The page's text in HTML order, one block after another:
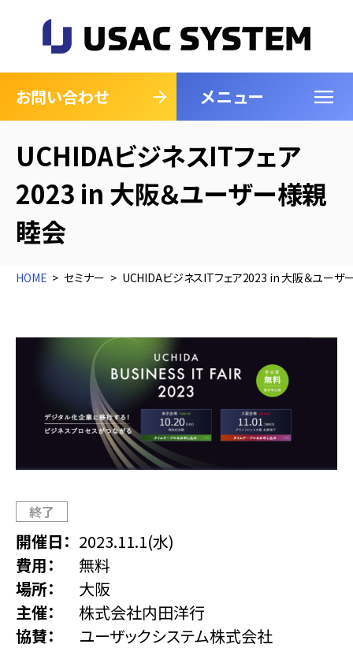
お問い合わせ メニュー
閉じる
UCHIDAビジネスITフェア
2023 in 大阪＆ユーザー様親
睦会
HOME セミナー UCHIDAビジネスITフェア2023 in 大阪＆ユーザ
終了
開催日
2023.11.1(水)
費用
無料
場所
大阪
主催
株式会社内田洋行
協賛
ユーザックシステム株式会社